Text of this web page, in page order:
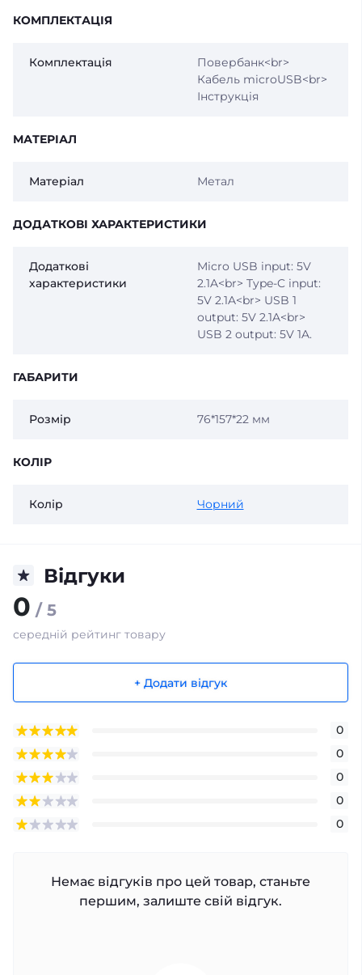
КОМПЛЕКТАЦІЯ
Комплектація
Повербанк<br>
Кабель microUSB<br>
Інструкція
МАТЕРІАЛ
Матеріал Метал
ДОДАТКОВІ ХАРАКТЕРИСТИКИ
Додаткові
характеристики
Micro USB input: 5V
2.1A<br> Type-C input:
5V 2.1A<br> USB 1
output: 5V 2.1A<br>
USB 2 output: 5V 1A.
ГАБАРИТИ
Розмір 76*157*22 мм
КОЛІР
Колір Чорний
Відгуки
0 / 5
середній рейтинг товару
+ Додати відгук
0
0
0
0
0
Немає відгуків про цей товар, станьте
першим, залиште свій відгук.